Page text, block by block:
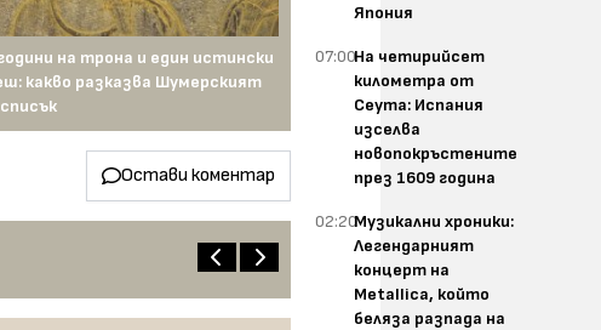
на трона и един истински
какво разказва Шумерският
Остави коментар
Япония
07:00На четирийсет
километра от
Сеута: Испания
изселва
новопокръстените
през 1609 година
02:20Музикални хроники:
Легендарният
концерт на
Metallica, който
беляза разпада на